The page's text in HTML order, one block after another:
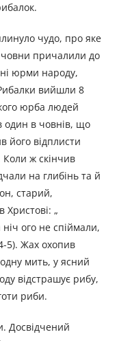
чудо, про яке
човни причалили до
юрми народу,
вийшли 8
юрба людей
один в човнів, що
його відплисти
Коли ж скінчив
на глибінь та й
старий,
Христові: „
ого не спіймали,
5). Жах охопив
мить, у ясний
відстрашує рибу,
риби.
Досвідчений